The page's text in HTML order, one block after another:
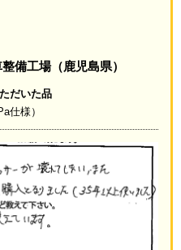
備工場（鹿児島県）
だいた品
仕様）